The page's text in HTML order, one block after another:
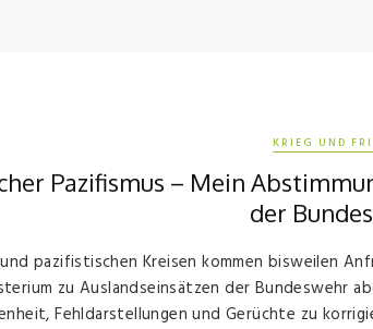
KRIEG UND
Pazifismus – Mein
der
pazifistischen Kreisen kommen bisweilen
zu Auslandseinsätzen der Bundeswehr
Fehldarstellungen und Gerüchte zu